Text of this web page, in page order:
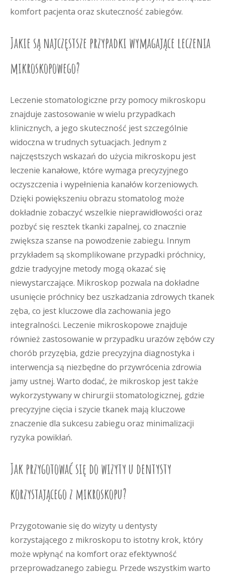
komfort pacjenta oraz skuteczność zabiegów.
Jakie są najczęstsze przypadki wymagające leczenia
mikroskopowego?
Leczenie stomatologiczne przy pomocy mikroskopu
znajduje zastosowanie w wielu przypadkach
klinicznych, a jego skuteczność jest szczególnie
widoczna w trudnych sytuacjach. Jednym z
najczęstszych wskazań do użycia mikroskopu jest
leczenie kanałowe, które wymaga precyzyjnego
oczyszczenia i wypełnienia kanałów korzeniowych.
Dzięki powiększeniu obrazu stomatolog może
dokładnie zobaczyć wszelkie nieprawidłowości oraz
pozbyć się resztek tkanki zapalnej, co znacznie
zwiększa szanse na powodzenie zabiegu. Innym
przykładem są skomplikowane przypadki próchnicy,
gdzie tradycyjne metody mogą okazać się
niewystarczające. Mikroskop pozwala na dokładne
usunięcie próchnicy bez uszkadzania zdrowych tkanek
zęba, co jest kluczowe dla zachowania jego
integralności. Leczenie mikroskopowe znajduje
również zastosowanie w przypadku urazów zębów czy
chorób przyzębia, gdzie precyzyjna diagnostyka i
interwencja są niezbędne do przywrócenia zdrowia
jamy ustnej. Warto dodać, że mikroskop jest także
wykorzystywany w chirurgii stomatologicznej, gdzie
precyzyjne cięcia i szycie tkanek mają kluczowe
znaczenie dla sukcesu zabiegu oraz minimalizacji
ryzyka powikłań.
Jak przygotować się do wizyty u dentysty
korzystającego z mikroskopu?
Przygotowanie się do wizyty u dentysty
korzystającego z mikroskopu to istotny krok, który
może wpłynąć na komfort oraz efektywność
przeprowadzanego zabiegu. Przede wszystkim warto